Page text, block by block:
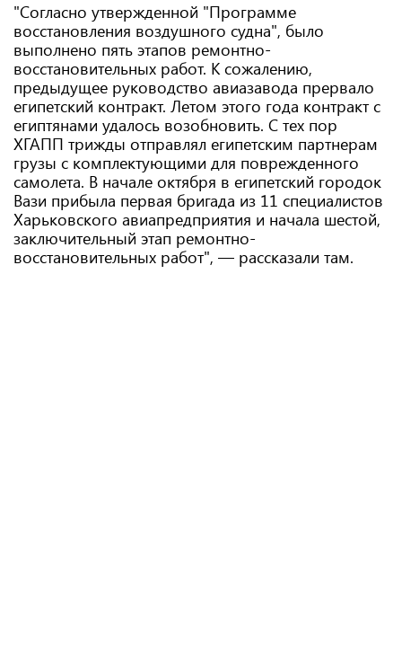
"Согласно утвержденной "Программе
восстановления воздушного судна", было
выполнено пять этапов ремонтно-
восстановительных работ. К сожалению,
предыдущее руководство авиазавода прервало
египетский контракт. Летом этого года контракт с
египтянами удалось возобновить. С тех пор
ХГАПП трижды отправлял египетским партнерам
грузы с комплектующими для поврежденного
самолета. В начале октября в египетский городок
Вази прибыла первая бригада из 11 специалистов
Харьковского авиапредприятия и начала шестой,
заключительный этап ремонтно-
восстановительных работ", — рассказали там.